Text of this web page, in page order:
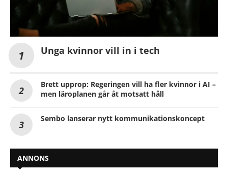
Unga kvinnor vill in i tech
Brett upprop: Regeringen vill ha fler kvinnor i AI –
men läroplanen går åt motsatt håll
Sembo lanserar nytt kommunikationskoncept
ANNONS